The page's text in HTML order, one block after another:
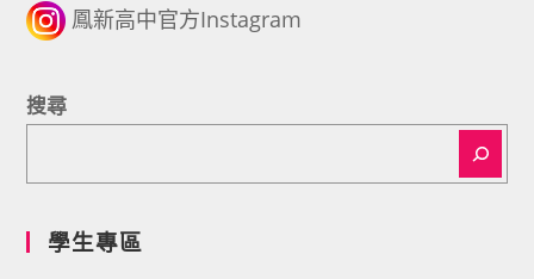
鳳新高中官方Instagram
搜尋
學生專區